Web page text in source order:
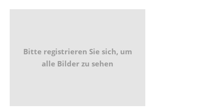
Bitte registrieren Sie sich, um
alle Bilder zu sehen